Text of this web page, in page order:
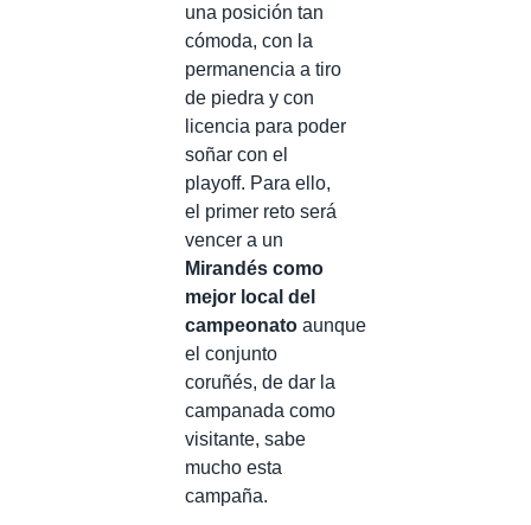
una posición tan
cómoda, con la
permanencia a tiro
de piedra y con
licencia para poder
soñar con el
playoff. Para ello,
el primer reto será
vencer a un
Mirandés como
mejor local del
campeonato aunque
el conjunto
coruñés, de dar la
campanada como
visitante, sabe
mucho esta
campaña.